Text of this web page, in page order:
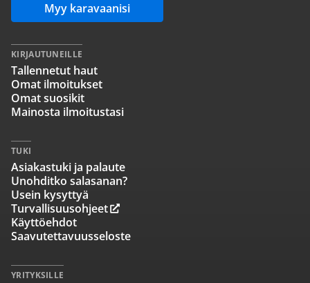
Myy karavaanisi
KIRJAUTUNEILLE
Tallennetut haut
Omat ilmoitukset
Omat suosikit
Mainosta ilmoitustasi
TUKI
Asiakastuki ja palaute
Unohditko salasanan?
Usein kysyttyä
Turvallisuusohjeet
Käyttöehdot
Saavutettavuusseloste
YRITYKSILLE